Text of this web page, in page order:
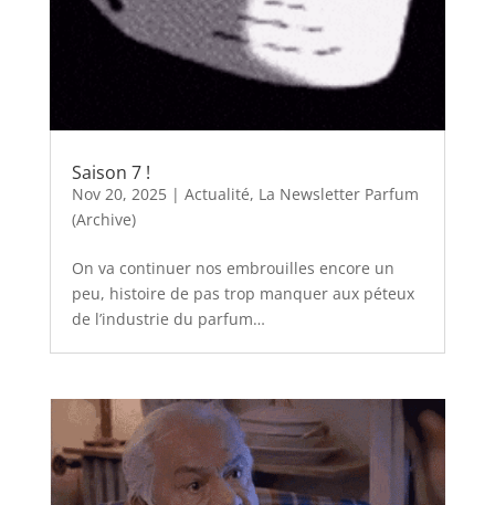
Saison 7 !
Nov 20, 2025| Actualité, La Newsletter Parfum
(Archive)
On va continuer nos embrouilles encore un
peu, histoire de pas trop manquer aux péteux
de l’industrie du parfum…